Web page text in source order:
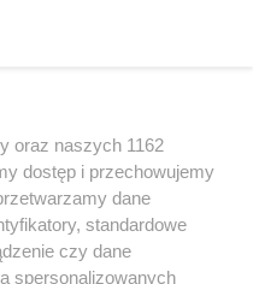
architekta i
lokatorów
wszystkimi
oraz naszych 1162
dostęp i przechowujemy
dane
standardowe
czy dane
spersonalizowanych